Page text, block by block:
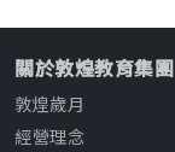
關於敦煌教育集團
敦煌歲月
經營理念